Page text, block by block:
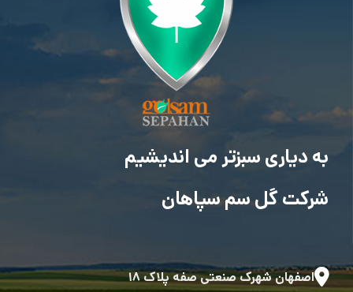
به دیاری سبزتر می اندیشیم
شرکت گل سم سپاهان
اصفهان شهرک صنعتی صفه پلاک ۱۸